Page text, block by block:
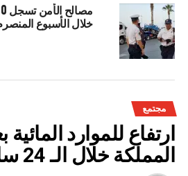
خلال الأسبوع
مجتمع
ارتفاع للموارد
المملكة خلال الـ 24 ساعة الماضية